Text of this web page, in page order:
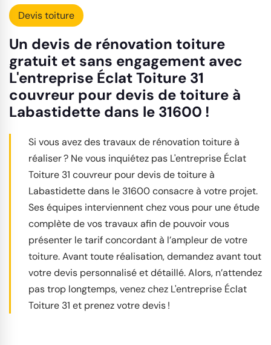
Devis toiture
Un devis de rénovation toiture
gratuit et sans engagement avec
L'entreprise Éclat Toiture 31
couvreur pour devis de toiture à
Labastidette dans le 31600 !
Si vous avez des travaux de rénovation toiture à
réaliser ? Ne vous inquiétez pas L'entreprise Éclat
Toiture 31 couvreur pour devis de toiture à
Labastidette dans le 31600 consacre à votre projet.
Ses équipes interviennent chez vous pour une étude
complète de vos travaux afin de pouvoir vous
présenter le tarif concordant à l’ampleur de votre
toiture. Avant toute réalisation, demandez avant tout
votre devis personnalisé et détaillé. Alors, n’attendez
pas trop longtemps, venez chez L'entreprise Éclat
Toiture 31 et prenez votre devis !